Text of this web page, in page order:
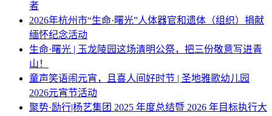
者
2026年杭州市“生命·曙光”人体器官和遗体（组织）捐献
缅怀纪念活动
生命·曙光 | 玉龙陵园这场清明公祭，把三份敬意写进青
山！
童声笑语闹元宵，且喜人间好时节 | 圣地雅歌幼儿园
2026元宵节活动
聚势·励行|杨艺集团 2025 年度总结暨 2026 年目标执行大